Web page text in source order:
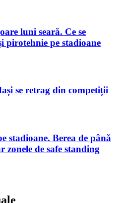
luni seară. Ce se
pirotehnie pe stadioane
se retrag din competiții
stadioane. Berea de până
de safe standing